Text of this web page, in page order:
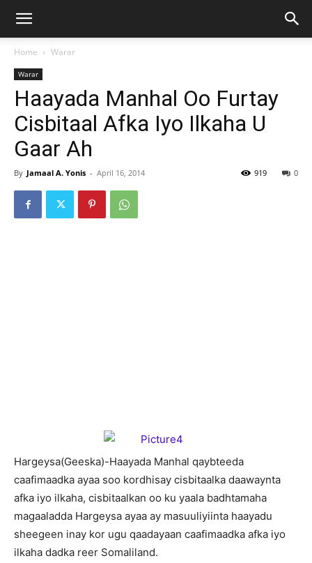
Home Warar
Warar
Haayada Manhal Oo Furtay
Cisbitaal Afka Iyo Ilkaha U
Gaar Ah
By Jamaal A. Yonis - April 16, 2014 0
919
Hargeysa(Geeska)-Haayada Manhal qaybteeda
caafimaadka ayaa soo kordhisay cisbitaalka daawaynta
afka iyo ilkaha, cisbitaalkan oo ku yaala badhtamaha
magaaladda Hargeysa ayaa ay masuuliyiinta haayadu
sheegeen inay kor ugu qaadayaan caafimaadka afka iyo
ilkaha dadka reer Somaliland.